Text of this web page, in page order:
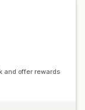
and offer rewards